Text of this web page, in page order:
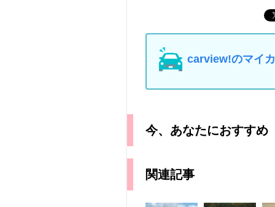
carview!のマイ
今、あなたにおすすめ
関連記事